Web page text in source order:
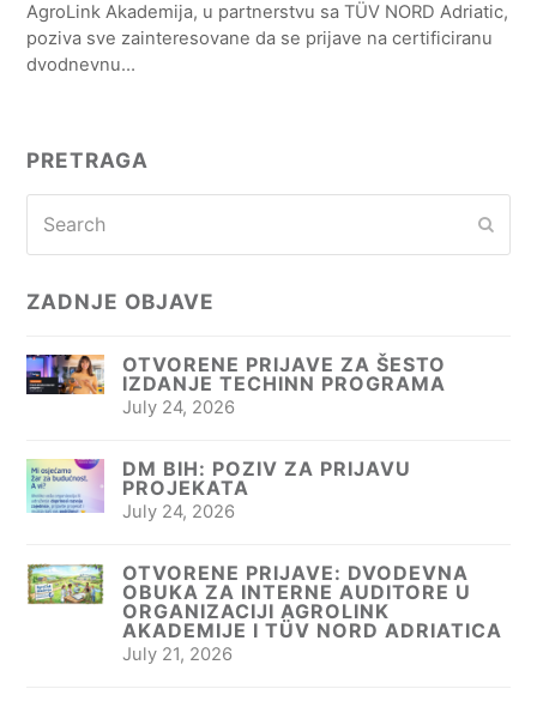
AgroLink Akademija, u partnerstvu sa TÜV NORD Adriatic,
poziva sve zainteresovane da se prijave na certificiranu
dvodnevnu…
PRETRAGA
ZADNJE OBJAVE
OTVORENE PRIJAVE ZA ŠESTO
IZDANJE TECHINN PROGRAMA
July 24, 2026
DM BIH: POZIV ZA PRIJAVU
PROJEKATA
July 24, 2026
OTVORENE PRIJAVE: DVODEVNA
OBUKA ZA INTERNE AUDITORE U
ORGANIZACIJI AGROLINK
AKADEMIJE I TÜV NORD ADRIATICA
July 21, 2026